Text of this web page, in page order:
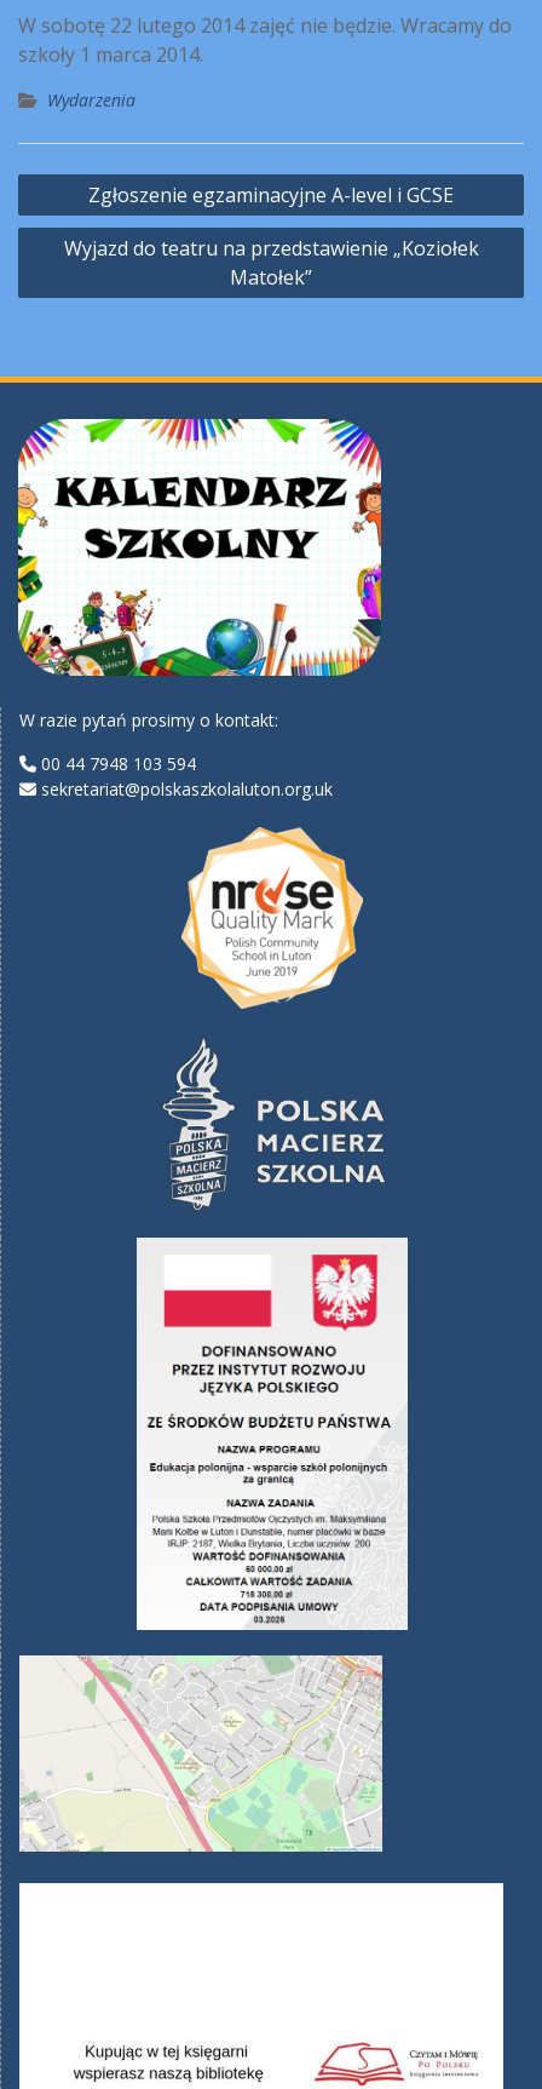
W sobotę 22 lutego 2014 zajęć nie będzie. Wracamy do
szkoły 1 marca 2014.
Wydarzenia
Nawigacja
wpisu
Zgłoszenie egzaminacyjne A-level i GCSE
Wyjazd do teatru na przedstawienie „Koziołek
Matołek”
W razie pytań prosimy o kontakt:
00 44 7948 103 594
sekretariat@polskaszkolaluton.org.uk